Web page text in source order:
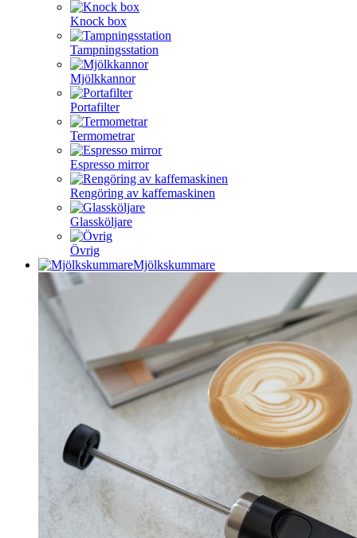
Knock box
Tampningsstation
Mjölkkannor
Portafilter
Termometrar
Espresso mirror
Rengöring av kaffemaskinen
Glassköljare
Övrig
Mjölkskummare